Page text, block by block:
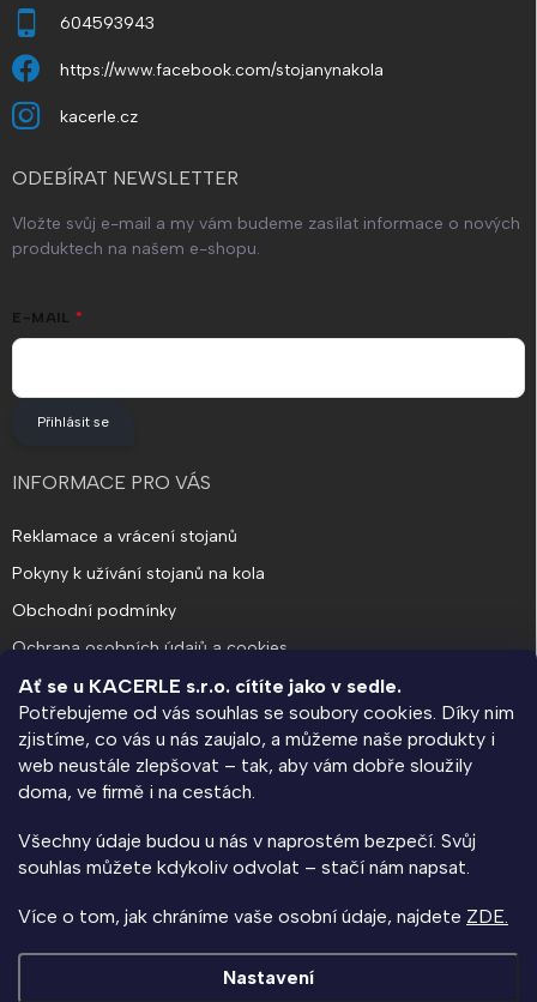
Ať se u KACERLE s.r.o. cítíte jako v sedle.
Potřebujeme od vás souhlas se soubory cookies. Díky nim
zjistíme, co vás u nás zaujalo, a můžeme naše produkty i
web neustále zlepšovat – tak, aby vám dobře sloužily
doma, ve firmě i na cestách.
Všechny údaje budou u nás v naprostém bezpečí. Svůj
souhlas můžete kdykoliv odvolat – stačí nám napsat.
Více o tom, jak chráníme vaše osobní údaje, najdete ZDE.
Nastavení
604593943
https://www.facebook.com/stojanynakola
kacerle.cz
ODEBÍRAT NEWSLETTER
Vložte svůj e-mail a my vám budeme zasílat informace o nových
produktech na našem e-shopu.
E-MAIL
Přihlásit se
INFORMACE PRO VÁS
Reklamace a vrácení stojanů
Pokyny k užívání stojanů na kola
Obchodní podmínky
Ochrana osobních údajů a cookies
O SPOLEČNOSTI
KACERLE blog
Kolárna na klíč - informace pro bytové domy a SVJ
Kontakty